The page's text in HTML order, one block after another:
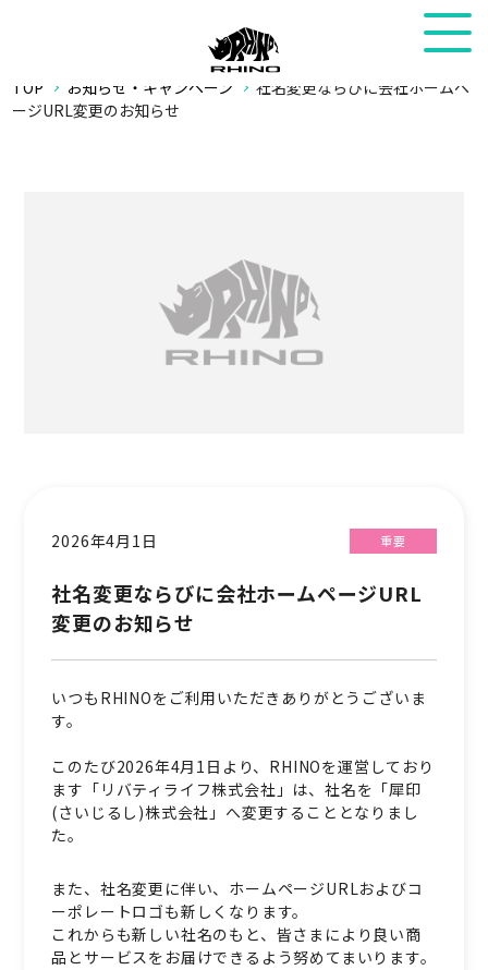
TOP お知らせ・キャンペーン
社名変更ならびに会社ホームペ
ージURL変更のお知らせ
重要
2026年4月1日
社名変更ならびに会社ホームページURL
変更のお知らせ
いつもRHINOをご利用いただきありがとうございま
す。
このたび2026年4月1日より、RHINOを運営しており
ます「リバティライフ株式会社」は、社名を「犀印
(さいじるし)株式会社」へ変更することとなりまし
た。
また、社名変更に伴い、ホームページURLおよびコ
ーポレートロゴも新しくなります。
これからも新しい社名のもと、皆さまにより良い商
品とサービスをお届けできるよう努めてまいります。